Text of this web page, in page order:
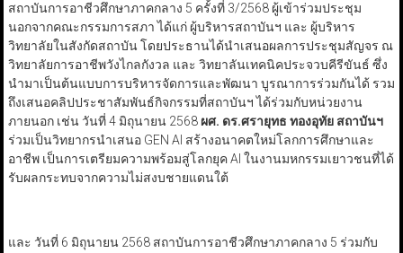
สถาบันการอาชีวศึกษาภาคกลาง 5 ครั้งที่ 3/2568 ผู้เข้าร่วมประชุม
นอกจากคณะกรรมการสภา ได้แก่ ผู้บริหารสถาบันฯ และ ผู้บริหาร
วิทยาลัยในสังกัดสถาบัน โดยประธานได้นำเสนอผลการประชุมสัญจร ณ
วิทยาลัยการอาชีพวังไกลกังวล และ วิทยาลันเทคนิคประจวบคีรีขันธ์ ซึ่ง
นำมาเป็นต้นแบบการบริหารจัดการและพัฒนา บูรณาการร่วมกันได้ รวม
ถึงเสนอคลิปประชาสัมพันธ์กิจกรรมที่สถาบันฯ ได้ร่วมกับหน่วยงาน
ภายนอก เช่น วันที่ 4 มิถุนายน 2568 ผศ. ดร.ศรายุทธ ทองอุทัย สถาบันฯ
ร่วมเป็นวิทยากรนำเสนอ GEN AI สร้างอนาคตใหม่โลกการศึกษาและ
อาชีพ เป็นการเตรียมความพร้อมสู่โลกยุค AI ในงานมหกรรมเยาวชนที่ได้
รับผลกระทบจากความไม่สงบชายแดนใต้
และ วันที่ 6 มิถุนายน 2568 สถาบันการอาชีวศึกษาภาคกลาง 5 ร่วมกับ